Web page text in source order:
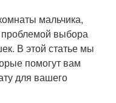
мальчика,
проблемой выбора
В этой статье мы
помогут вам
для вашего